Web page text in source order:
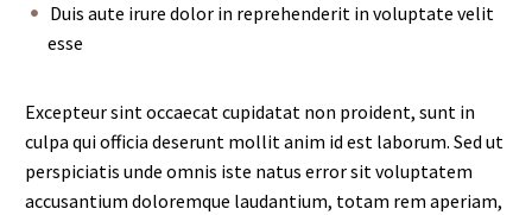
Duis aute irure dolor in reprehenderit in voluptate velit
esse
Excepteur sint occaecat cupidatat non proident, sunt in
culpa qui officia deserunt mollit anim id est laborum. Sed ut
perspiciatis unde omnis iste natus error sit voluptatem
accusantium doloremque laudantium, totam rem aperiam,